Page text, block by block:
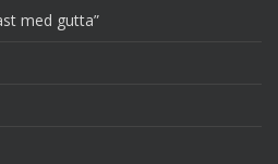
med gutta”